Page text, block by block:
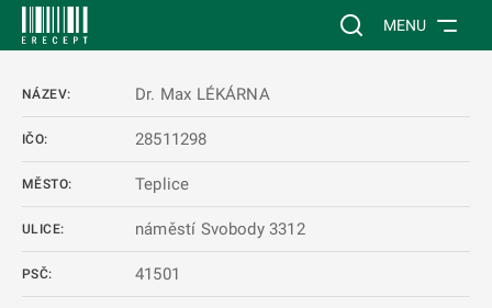
Vyhledávání na
MENU
NÁZEV: Dr. Max LÉKÁRNA
IČO: 28511298
MĚSTO: Teplice
ULICE: náměstí Svobody 3312
PSČ: 41501